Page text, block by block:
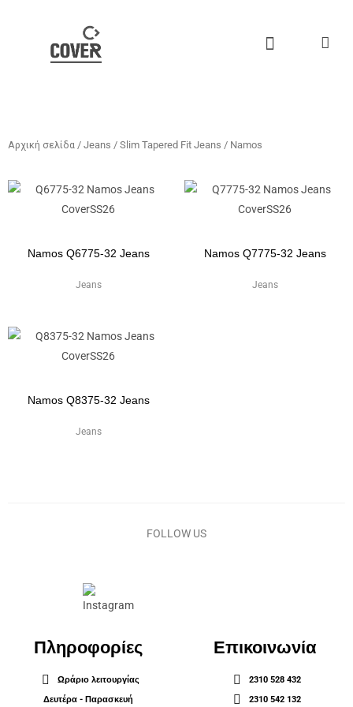
περιεχόμενο
Αρχική σελίδα / Jeans / Slim Tapered Fit Jeans / Namos
Namos Q6775-32 Jeans
Jeans
Namos Q7775-32 Jeans
Jeans
Namos Q8375-32 Jeans
Jeans
FOLLOW US
Πληροφορίες
Ωράριο λειτουργίας
Δευτέρα - Παρασκευή
Επικοινωνία
2310 528 432
2310 542 132